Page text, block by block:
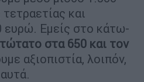
και
ευρώ. Εμείς στο κάτω-
στα 650 και τον
αξιοπιστία, λοιπόν,